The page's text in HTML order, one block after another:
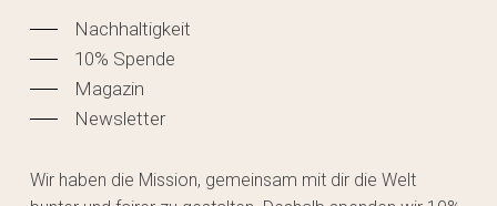
Nachhaltigkeit
10% Spende
Magazin
Newsletter
Wir haben die Mission, gemeinsam mit dir die Welt